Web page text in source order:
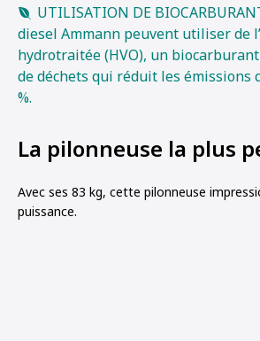
UTILISATION DE
diesel Ammann peuvent utiliser de
hydrotraitée (HVO), un
de déchets qui réduit les émissions
%.
La pilonneuse la plus
Avec ses 83 kg, cette pilonneuse
puissance.